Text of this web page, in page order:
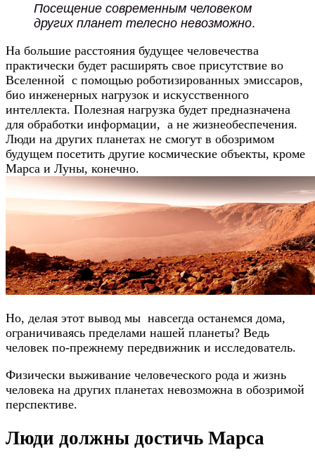
Посещение современным человеком
других планет телесно невозможно.
На большие расстояния будущее человечества
практически будет расширять свое присутствие во
Вселенной с помощью роботизированных эмиссаров,
био инженерных нагрузок и искусственного
интеллекта. Полезная нагрузка будет предназначена
для обработки информации, а не жизнеобеспечения.
Люди на других планетах не смогут в обозримом
будущем посетить другие космические объекты, кроме
Марса и Луны, конечно.
Но, делая этот вывод мы навсегда останемся дома,
ограничиваясь пределами нашей планеты? Ведь
человек по-прежнему передвижник и исследователь.
Физически выживание человеческого рода и жизнь
человека на других планетах невозможна в обозримой
перспективе.
Люди должны достичь Марса